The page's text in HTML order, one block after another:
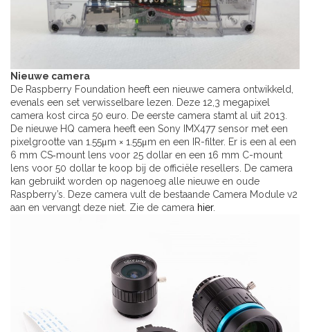
Nieuwe camera
De Raspberry Foundation heeft een nieuwe camera ontwikkeld,
evenals een set verwisselbare lezen. Deze 12,3 megapixel
camera kost circa 50 euro. De eerste camera stamt al uit 2013.
De nieuwe HQ camera heeft een Sony IMX477 sensor met een
pixelgrootte van 1.55μm × 1.55μm en een IR-filter. Er is een al een
6 mm CS‑mount lens voor 25 dollar en een 16 mm C-mount
lens voor 50 dollar te koop bij de officiële resellers. De camera
kan gebruikt worden op nagenoeg alle nieuwe en oude
Raspberry’s. Deze camera vult de bestaande Camera Module v2
aan en vervangt deze niet. Zie de camera hier.